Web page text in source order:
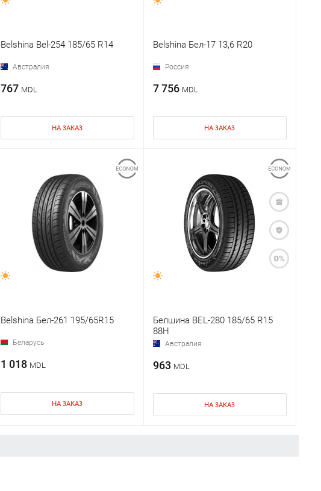
Belshina Bel-254 185/65 R14
Австралия
767 MDL
НА ЗАКАЗ
Belshina Бел-17 13,6 R20
Россия
7 756 MDL
НА ЗАКАЗ
Belshina Бел-261 195/65R15
Беларусь
1 018 MDL
НА ЗАКАЗ
Белшина BEL-280 185/65 R15
88H
Австралия
963 MDL
НА ЗАКАЗ